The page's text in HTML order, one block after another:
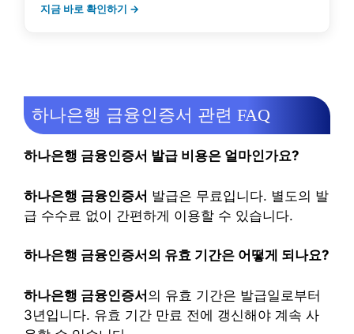
지금 바로 확인하기 →
하나은행 금융인증서 관련 FAQ
하나은행 금융인증서 발급 비용은 얼마인가요?
하나은행 금융인증서 발급은 무료입니다. 별도의 발
급 수수료 없이 간편하게 이용할 수 있습니다.
하나은행 금융인증서의 유효 기간은 어떻게 되나요?
하나은행 금융인증서의 유효 기간은 발급일로부터
3년입니다. 유효 기간 만료 전에 갱신해야 계속 사